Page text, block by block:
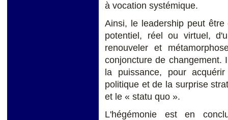
à vocation systémique.
Ainsi, le leadership peut être
potentiel, réel ou virtuel,
renouveler et
conjoncture de changement.
la puissance, pour
politique et de la surprise
et le « statu quo ».
L'hégémonie est en